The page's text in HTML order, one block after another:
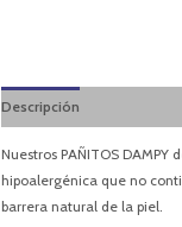
Descripción
Nuestros PAÑITOS
hipoalergénica que no
barrera natural de la piel.